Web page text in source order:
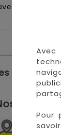
Pour
8 arches
Petits